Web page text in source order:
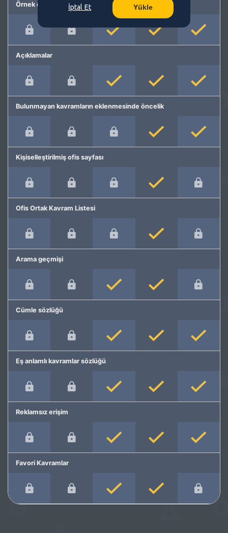
Örnek cümleler
Açıklamalar
Bulunmayan kavramların eklenmesinde öncelik
Kişiselleştirilmiş ofis sayfası
Ofis Ortak Kavram Listesi
Arama geçmişi
Cümle sözlüğü
Eş anlamlı kavramlar sözlüğü
Reklamsız erişim
Favori Kavramlar
İptal Et Yükle